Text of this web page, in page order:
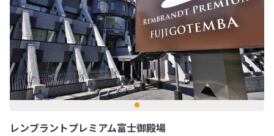
レンブラントプレミアム富士御殿場